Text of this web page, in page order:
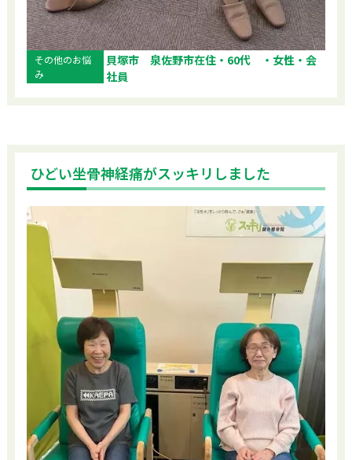
その他のお悩
み
貝塚市 泉佐野市在住・60代 ・女性・会
社員
ひどい坐骨神経痛がスッキリしました